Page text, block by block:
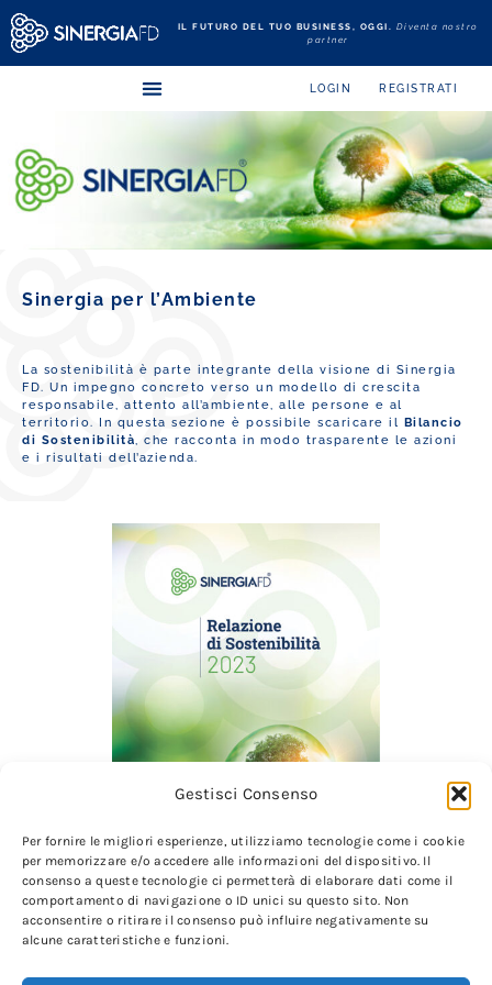
Gestisci Consenso
Per fornire le migliori esperienze, utilizziamo tecnologie come i cookie
per memorizzare e/o accedere alle informazioni del dispositivo. Il
consenso a queste tecnologie ci permetterà di elaborare dati come il
comportamento di navigazione o ID unici su questo sito. Non
acconsentire o ritirare il consenso può influire negativamente su
alcune caratteristiche e funzioni.
IL FUTURO DEL TUO BUSINESS, OGGI. Diventa nostro
partner
LOGIN REGISTRATI
Sinergia per l’Ambiente
La sostenibilità è parte integrante della visione di Sinergia
FD. Un impegno concreto verso un modello di crescita
responsabile, attento all’ambiente, alle persone e al
territorio. In questa sezione è possibile scaricare il
Bilancio
di Sostenibilità, che racconta in modo trasparente le azioni
e i risultati dell’azienda.
Bilancio di Sostenibilità